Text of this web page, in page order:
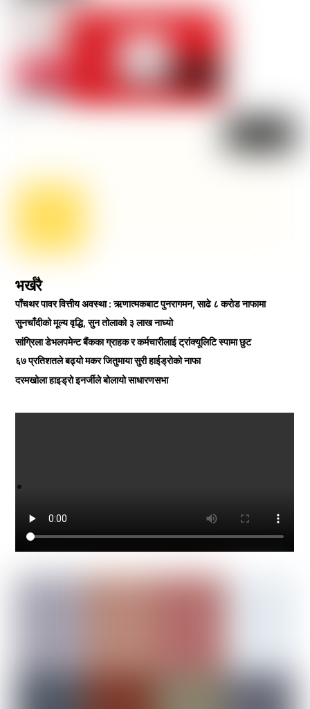
भर्खरै
पाँचथर पावर वित्तीय अवस्था : ऋणात्मकबाट पुनरागमन, साढे ८ करोड नाफामा
सुनचाँदीको मूल्य वृद्धि, सुन तोलाको ३ लाख नाघ्यो
सांग्रिला डेभलपमेन्ट बैंकका ग्राहक र कर्मचारीलाई ट्रांक्यूलिटि स्पामा छुट
६७ प्रतिशतले बढ्यो मकर जितुमाया सुरी हाईड्रोको नाफा
दरमखोला हाइड्रो इनर्जीले बोलायो साधारणसभा